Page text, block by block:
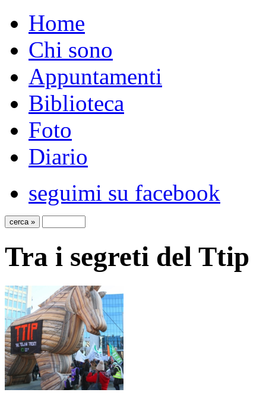
Home
Chi sono
Appuntamenti
Biblioteca
Foto
Diario
seguimi su facebook
Tra i segreti del Ttip